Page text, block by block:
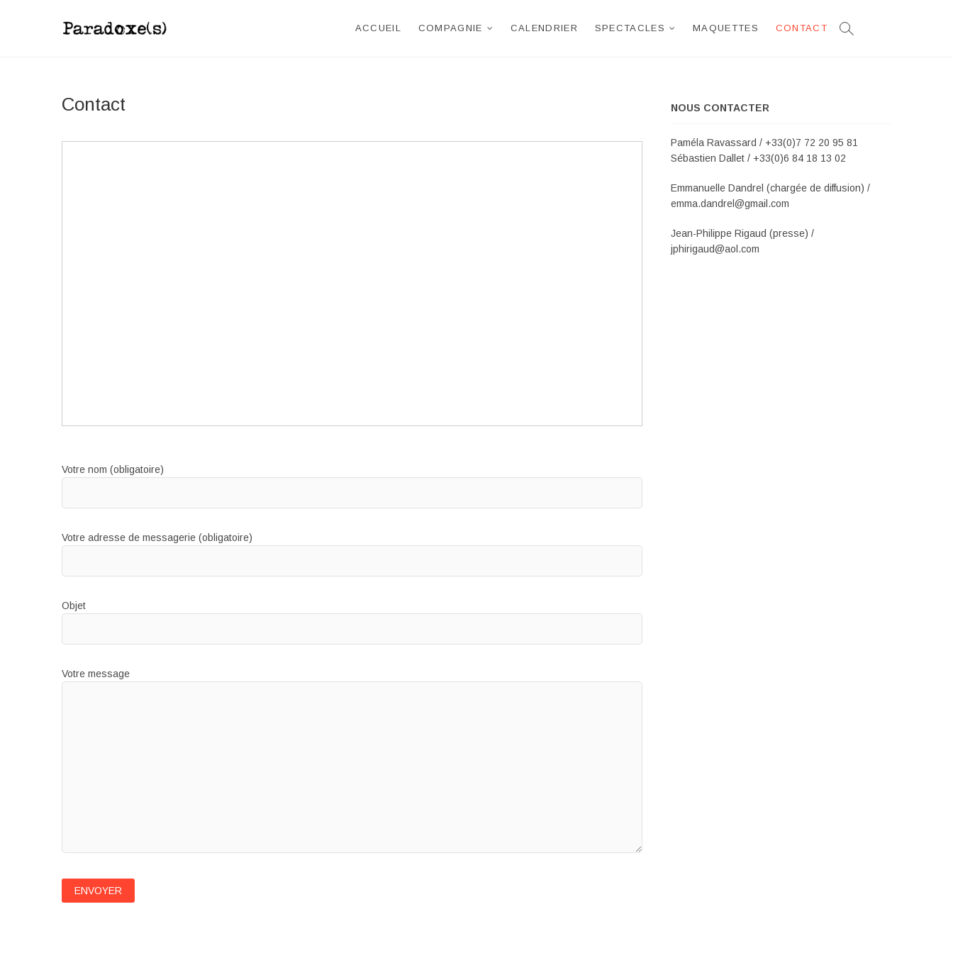
ACCUEIL COMPAGNIE CALENDRIER SPECTACLES MAQUETTES CONTACT
Contact
Votre nom (obligatoire)
Votre adresse de messagerie (obligatoire)
Objet
Votre message
NOUS CONTACTER
Paméla Ravassard / +33(0)7 72 20 95 81
Sébastien Dallet / +33(0)6 84 18 13 02
Emmanuelle Dandrel (chargée de diffusion) /
emma.dandrel@gmail.com
Jean-Philippe Rigaud (presse) /
jphirigaud@aol.com